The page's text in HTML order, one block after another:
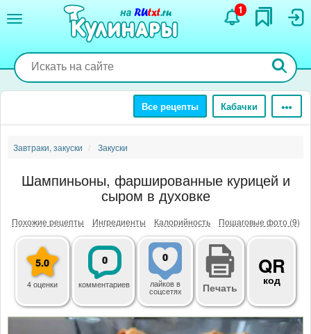
содержанию
1
Все рецепты Кабачки
Завтраки, закуски Закуски
Шампиньоны, фаршированные курицей и
сыром в духовке
Похожие рецепты Ингредиенты Калорийность Пошаговые фото (9)
5.0
4 оценки
0
комментариев
0
лайковв
соцсетях Печать
QR
код